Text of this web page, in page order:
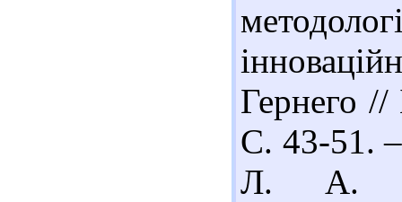
Гернего
С. 43-51.
Л. А.